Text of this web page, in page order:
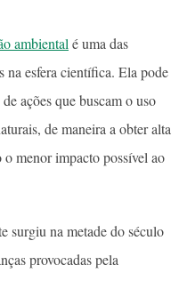
ambiental é uma das
na esfera científica. Ela pode
ações que buscam o uso
de maneira a obter alta
menor impacto possível ao
surgiu na metade do século
provocadas pela